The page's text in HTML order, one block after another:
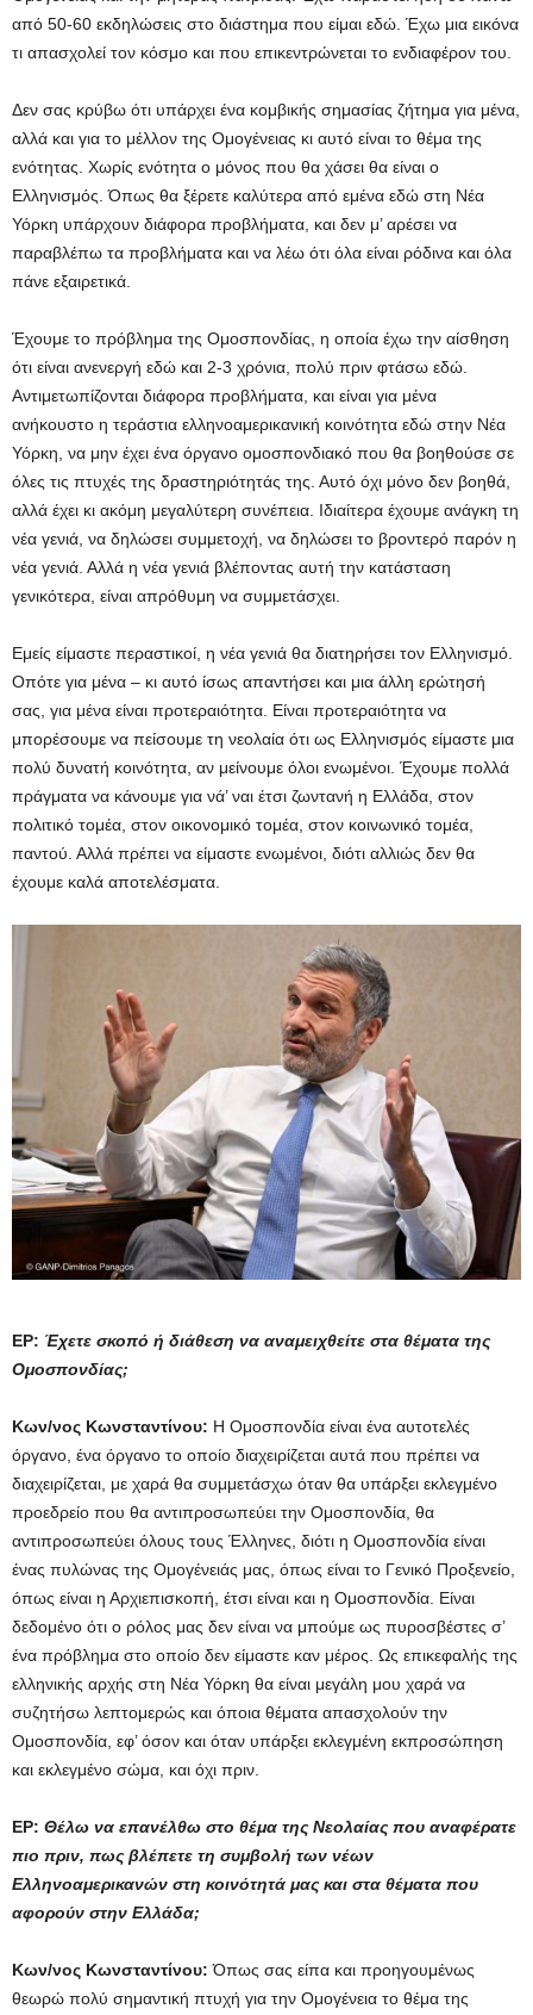
από 50-60 εκδηλώσεις στο διάστημα που είμαι εδώ. Έχω μια εικόνα
τι απασχολεί τον κόσμο και που επικεντρώνεται το ενδιαφέρον του.
Δεν σας κρύβω ότι υπάρχει ένα κομβικής σημασίας ζήτημα για μένα,
αλλά και για το μέλλον της Ομογένειας κι αυτό είναι το θέμα της
ενότητας. Χωρίς ενότητα ο μόνος που θα χάσει θα είναι ο
Ελληνισμός. Όπως θα ξέρετε καλύτερα από εμένα εδώ στη Νέα
Υόρκη υπάρχουν διάφορα προβλήματα, και δεν μ’ αρέσει να
παραβλέπω τα προβλήματα και να λέω ότι όλα είναι ρόδινα και όλα
πάνε εξαιρετικά.
Έχουμε το πρόβλημα της Ομοσπονδίας, η οποία έχω την αίσθηση
ότι είναι ανενεργή εδώ και 2-3 χρόνια, πολύ πριν φτάσω εδώ.
Αντιμετωπίζονται διάφορα προβλήματα, και είναι για μένα
ανήκουστο η τεράστια ελληνοαμερικανική κοινότητα εδώ στην Νέα
Υόρκη, να μην έχει ένα όργανο ομοσπονδιακό που θα βοηθούσε σε
όλες τις πτυχές της δραστηριότητάς της. Αυτό όχι μόνο δεν βοηθά,
αλλά έχει κι ακόμη μεγαλύτερη συνέπεια. Ιδιαίτερα έχουμε ανάγκη τη
νέα γενιά, να δηλώσει συμμετοχή, να δηλώσει το βροντερό παρόν η
νέα γενιά. Αλλά η νέα γενιά βλέποντας αυτή την κατάσταση
γενικότερα, είναι απρόθυμη να συμμετάσχει.
Εμείς είμαστε περαστικοί, η νέα γενιά θα διατηρήσει τον Ελληνισμό.
Οπότε για μένα – κι αυτό ίσως απαντήσει και μια άλλη ερώτησή
σας, για μένα είναι προτεραιότητα. Είναι προτεραιότητα να
μπορέσουμε να πείσουμε τη νεολαία ότι ως Ελληνισμός είμαστε μια
πολύ δυνατή κοινότητα, αν μείνουμε όλοι ενωμένοι. Έχουμε πολλά
πράγματα να κάνουμε για νά’ ναι έτσι ζωντανή η Ελλάδα, στον
πολιτικό τομέα, στον οικονομικό τομέα, στον κοινωνικό τομέα,
παντού. Αλλά πρέπει να είμαστε ενωμένοι, διότι αλλιώς δεν θα
έχουμε καλά αποτελέσματα.
ΕΡ: Έχετε σκοπό ή διάθεση να αναμειχθείτε στα θέματα της
Ομοσπονδίας;
Κων/νος Κωνσταντίνου: Η Ομοσπονδία είναι ένα αυτοτελές
όργανο, ένα όργανο το οποίο διαχειρίζεται αυτά που πρέπει να
διαχειρίζεται, με χαρά θα συμμετάσχω όταν θα υπάρξει εκλεγμένο
προεδρείο που θα αντιπροσωπεύει την Ομοσπονδία, θα
αντιπροσωπεύει όλους τους Έλληνες, διότι η Ομοσπονδία είναι
ένας πυλώνας της Ομογένειάς μας, όπως είναι το Γενικό Προξενείο,
όπως είναι η Αρχιεπισκοπή, έτσι είναι και η Ομοσπονδία. Είναι
δεδομένο ότι ο ρόλος μας δεν είναι να μπούμε ως πυροσβέστες σ’
ένα πρόβλημα στο οποίο δεν είμαστε καν μέρος. Ως επικεφαλής της
ελληνικής αρχής στη Νέα Υόρκη θα είναι μεγάλη μου χαρά να
συζητήσω λεπτομερώς και όποια θέματα απασχολούν την
Ομοσπονδία, εφ’ όσον και όταν υπάρξει εκλεγμένη εκπροσώπηση
και εκλεγμένο σώμα, και όχι πριν.
ΕΡ: Θέλω να επανέλθω στο θέμα της Νεολαίας που αναφέρατε
πιο πριν, πως βλέπετε τη συμβολή των νέων
Ελληνοαμερικανών στη κοινότητά μας και στα θέματα που
αφορούν στην Ελλάδα;
Κων/νος Κωνσταντίνου:Όπως σας είπα και προηγουμένως
θεωρώ πολύ σημαντική πτυχή για την Ομογένεια το θέμα της